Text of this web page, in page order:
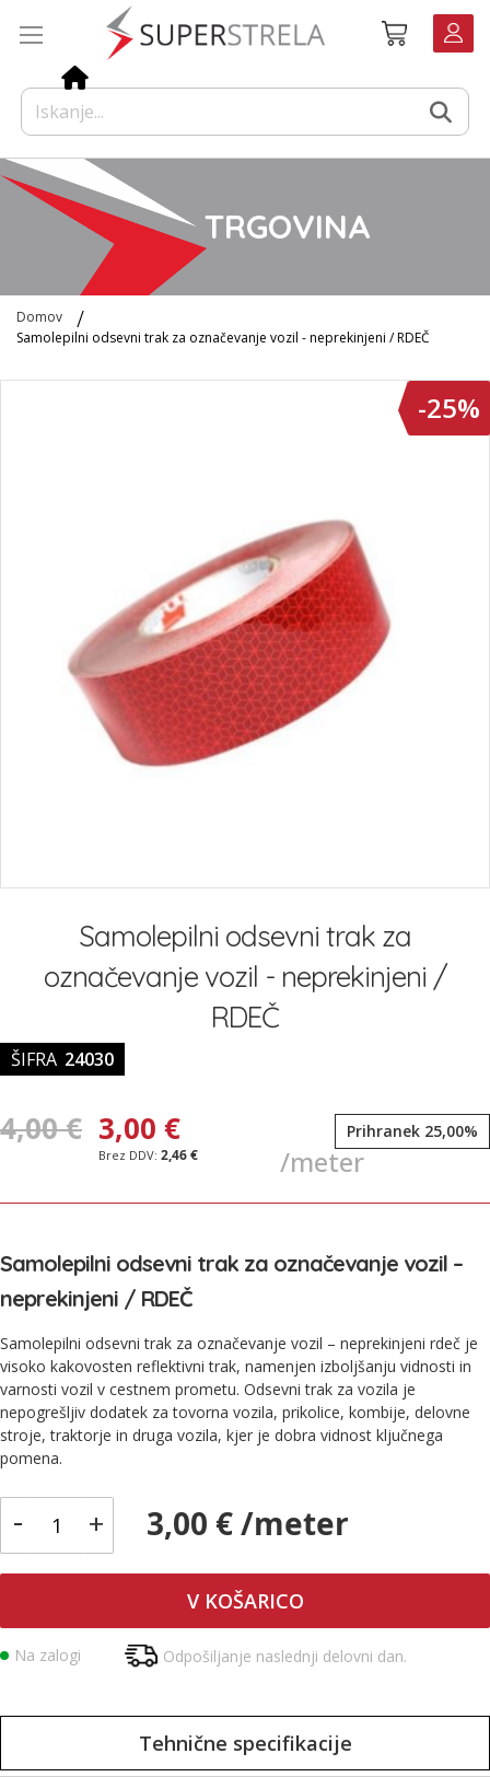
Košarica
TRGOVINA
Domov
Samolepilni odsevni trak za označevanje vozil - neprekinjeni / RDEČ
-25%
Samolepilni odsevni trak za
označevanje vozil - neprekinjeni /
RDEČ
ŠIFRA 24030
4,00 € 3,00 €
2,46 €
Prihranek 25,00%
/meter
Samolepilni odsevni trak za označevanje vozil –
neprekinjeni / RDEČ
Samolepilni odsevni trak za označevanje vozil – neprekinjeni rdeč je
visoko kakovosten reflektivni trak, namenjen izboljšanju vidnosti in
varnosti vozil v cestnem prometu. Odsevni trak za vozila je
nepogrešljiv dodatek za tovorna vozila, prikolice, kombije, delovne
stroje, traktorje in druga vozila, kjer je dobra vidnost ključnega
pomena.
- + 3,00 € /meter
V KOŠARICO
Na zalogi Odpošiljanje naslednji delovni dan.
Tehnične specifikacije